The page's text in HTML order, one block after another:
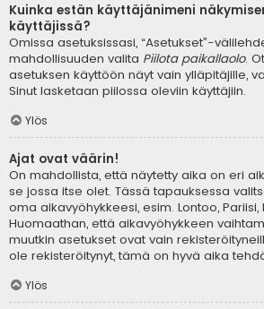
Kuinka estän käyttäjänimeni
käyttäjissä?
Omissa asetuksissasi, “Asetukset”-
mahdollisuuden valita Piilota paikallaolo.
asetuksen käyttöön näyt vain ylläpitäjille,
Sinut lasketaan piilossa oleviin käyttäjiin.
Ylös
Ajat ovat väärin!
On mahdollista, että näytetty aika on eri
se jossa itse olet. Tässä tapauksessa
oma aikavyöhykkeesi, esim. Lontoo, Pariisi,
Huomaathan, että aikavyöhykkeen
muutkin asetukset ovat vain
ole rekisteröitynyt, tämä on hyvä aika
Ylös